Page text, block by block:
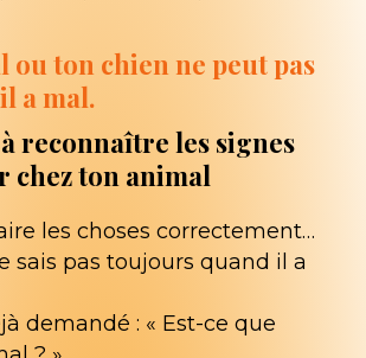
ou ton chien ne peut pas
a mal.
reconnaître les signes
chez ton animal
les choses correctement…
sais pas toujours quand il a
demandé : « Est-ce que